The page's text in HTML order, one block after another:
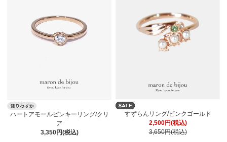
ハートアモールピンキーリング/クリ
ア
3,350円(税込)
すずらんリング/ピンクゴールド
2,500円(税込)
3,650円(税込)